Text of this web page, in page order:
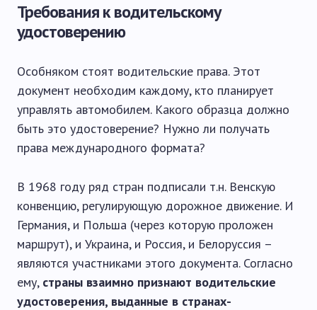
Требования к водительскому
удостоверению
Особняком стоят водительские права. Этот
документ необходим каждому, кто планирует
управлять автомобилем. Какого образца должно
быть это удостоверение? Нужно ли получать
права международного формата?
В 1968 году ряд стран подписали т.н. Венскую
конвенцию, регулирующую дорожное движение. И
Германия, и Польша (через которую проложен
маршрут), и Украина, и Россия, и Белоруссия –
являются участниками этого документа. Согласно
ему, страны взаимно признают водительские
удостоверения, выданные в странах-